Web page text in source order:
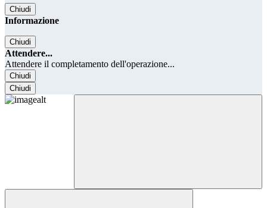
Chiudi
Informazione
Chiudi
Attendere...
Attendere il completamento dell'operazione...
Chiudi
Chiudi